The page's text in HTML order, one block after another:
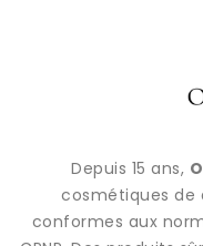
Depuis 15 ans,
cosmétiques de
conformes aux